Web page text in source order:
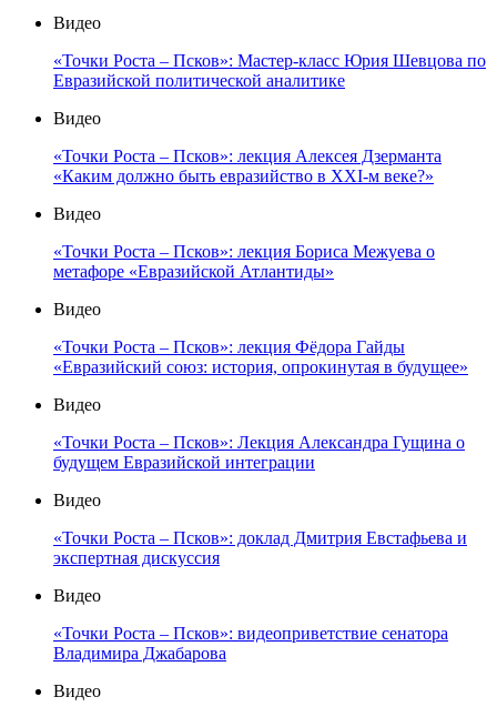
Видео
«Точки Роста – Псков»: Мастер-класс Юрия Шевцова по
Евразийской политической аналитике
Видео
«Точки Роста – Псков»: лекция Алексея Дзерманта
«Каким должно быть евразийство в XXI-м веке?»
Видео
«Точки Роста – Псков»: лекция Бориса Межуева о
метафоре «Евразийской Атлантиды»
Видео
«Точки Роста – Псков»: лекция Фёдора Гайды
«Евразийский союз: история, опрокинутая в будущее»
Видео
«Точки Роста – Псков»: Лекция Александра Гущина о
будущем Евразийской интеграции
Видео
«Точки Роста – Псков»: доклад Дмитрия Евстафьева и
экспертная дискуссия
Видео
«Точки Роста – Псков»: видеоприветствие сенатора
Владимира Джабарова
Видео